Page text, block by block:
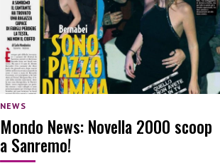
NEWS
Mondo News: Novella 2000 scoop
a Sanremo!